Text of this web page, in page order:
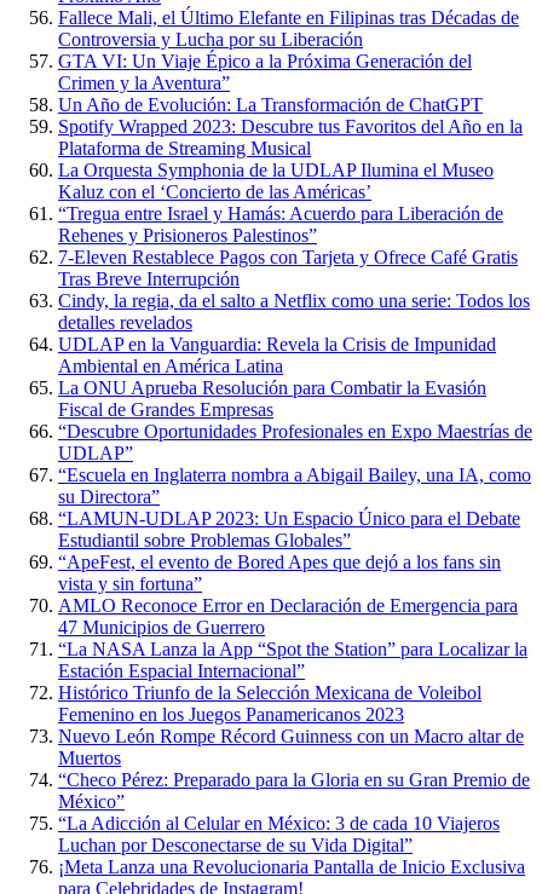
Fallece Mali, el Último Elefante en Filipinas tras Décadas de
Controversia y Lucha por su Liberación
GTA VI: Un Viaje Épico a la Próxima Generación del
Crimen y la Aventura”
Un Año de Evolución: La Transformación de ChatGPT
Spotify Wrapped 2023: Descubre tus Favoritos del Año en la
Plataforma de Streaming Musical
La Orquesta Symphonia de la UDLAP Ilumina el Museo
Kaluz con el ‘Concierto de las Américas’
“Tregua entre Israel y Hamás: Acuerdo para Liberación de
Rehenes y Prisioneros Palestinos”
7-Eleven Restablece Pagos con Tarjeta y Ofrece Café Gratis
Tras Breve Interrupción
Cindy, la regia, da el salto a Netflix como una serie: Todos los
detalles revelados
UDLAP en la Vanguardia: Revela la Crisis de Impunidad
Ambiental en América Latina
La ONU Aprueba Resolución para Combatir la Evasión
Fiscal de Grandes Empresas
“Descubre Oportunidades Profesionales en Expo Maestrías de
UDLAP”
“Escuela en Inglaterra nombra a Abigail Bailey, una IA, como
su Directora”
“LAMUN-UDLAP 2023: Un Espacio Único para el Debate
Estudiantil sobre Problemas Globales”
“ApeFest, el evento de Bored Apes que dejó a los fans sin
vista y sin fortuna”
AMLO Reconoce Error en Declaración de Emergencia para
47 Municipios de Guerrero
“La NASA Lanza la App “Spot the Station” para Localizar la
Estación Espacial Internacional”
Histórico Triunfo de la Selección Mexicana de Voleibol
Femenino en los Juegos Panamericanos 2023
Nuevo León Rompe Récord Guinness con un Macro altar de
Muertos
“Checo Pérez: Preparado para la Gloria en su Gran Premio de
México”
“La Adicción al Celular en México: 3 de cada 10 Viajeros
Luchan por Desconectarse de su Vida Digital”
¡Meta Lanza una Revolucionaria Pantalla de Inicio Exclusiva
para Celebridades de Instagram!